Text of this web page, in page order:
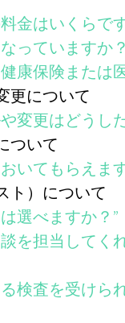
金はいくらで
っていますか
康保険または
更について
変更はどうし
ついて
いてもらえま
ト）について
選べますか？”
を担当してく
検査を受けら